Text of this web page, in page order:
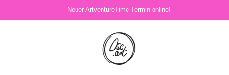
Neuer ArtventureTime Termin online!